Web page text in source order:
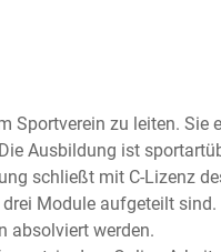
Sportverein zu leiten. Sie
Ausbildung ist
schließt mit C-Lizenz
Module aufgeteilt
absolviert werden.